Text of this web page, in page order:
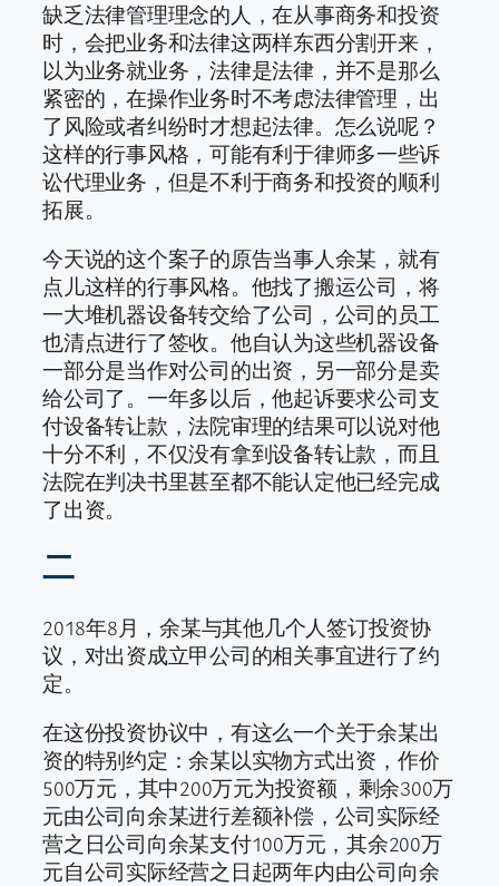
缺乏法律管理理念的人，在从事商务和投资
时，会把业务和法律这两样东西分割开来，
以为业务就业务，法律是法律，并不是那么
紧密的，在操作业务时不考虑法律管理，出
了风险或者纠纷时才想起法律。怎么说呢？
这样的行事风格，可能有利于律师多一些诉
讼代理业务，但是不利于商务和投资的顺利
拓展。
今天说的这个案子的原告当事人余某，就有
点儿这样的行事风格。他找了搬运公司，将
一大堆机器设备转交给了公司，公司的员工
也清点进行了签收。他自认为这些机器设备
一部分是当作对公司的出资，另一部分是卖
给公司了。一年多以后，他起诉要求公司支
付设备转让款，法院审理的结果可以说对他
十分不利，不仅没有拿到设备转让款，而且
法院在判决书里甚至都不能认定他已经完成
了出资。
二
2018年8月，余某与其他几个人签订投资协
议，对出资成立甲公司的相关事宜进行了约
定。
在这份投资协议中，有这么一个关于余某出
资的特别约定：余某以实物方式出资，作价
500万元，其中200万元为投资额，剩余300万
元由公司向余某进行差额补偿，公司实际经
营之日公司向余某支付100万元，其余200万
元自公司实际经营之日起两年内由公司向余